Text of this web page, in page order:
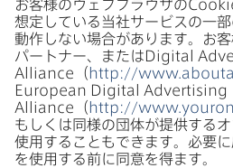
お客様の​ウェブブラウザの
想定している​当社サービスの​一
動作しない​場合が​あります。​お
パートナー、​または Digital
Alliance （ http://www.
European Digital Advertising
Alliance （ http://www.
もしくは​同様の​団体が​提供する​
使用する​ことも​できます。​必要
を​使用する​前に​同意を​得ます。